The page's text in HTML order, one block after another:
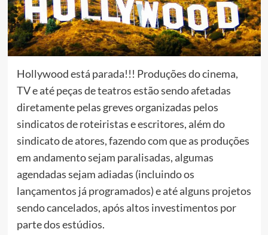
Hollywood está parada!!! Produções do cinema,
TV e até peças de teatros estão sendo afetadas
diretamente pelas greves organizadas pelos
sindicatos de roteiristas e escritores, além do
sindicato de atores, fazendo com que as produções
em andamento sejam paralisadas, algumas
agendadas sejam adiadas (incluindo os
lançamentos já programados) e até alguns projetos
sendo cancelados, após altos investimentos por
parte dos estúdios.